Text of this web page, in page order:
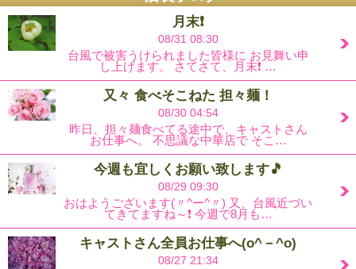
月末❗
08/31 08:30
台風で被害うけられました皆様に お見舞い申
し上げます。 さてさて、月末❗ …
又々 食べそこねた 担々麺！
08/30 04:54
昨日、担々麺食べてる途中で、キャストさん
お仕事へ。 不思議な中華店で そこ…
今週も宜しくお願い致します🎵
08/29 09:30
おはようございます(〃^ー^〃) 又、台風近づい
てきてますね～❗ 今週で8月も…
キャストさん全員お仕事へ(o^－^o)
08/27 21:34